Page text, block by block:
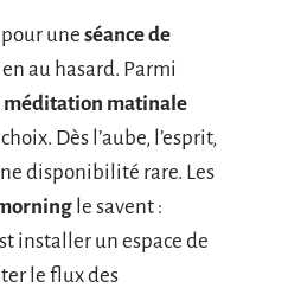
une séance de
au hasard. Parmi
méditation matinale
Dès l’aube, l’esprit,
disponibilité rare. Les
le savent :
installer un espace de
le flux des